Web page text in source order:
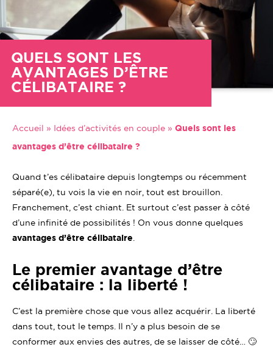
QUELS SONT LES
AVANTAGES D’ÊTRE
CÉLIBATAIRE ?
Accueil » Idées d’activités en couple » Quels sont les
avantages d’être célibataire ?
Quand t’es célibataire depuis longtemps ou récemment
séparé(e), tu vois la vie en noir, tout est brouillon.
Franchement, c’est chiant. Et surtout c’est passer à côté
d’une infinité de possibilités ! On vous donne quelques
avantages d’être célibataire
Le premier avantage d’être
célibataire : la liberté !
C’est la première chose que vous allez acquérir. La liberté
dans tout, tout le temps. Il n’y a plus besoin de se
conformer aux envies des autres, de se laisser de côté… 🙄